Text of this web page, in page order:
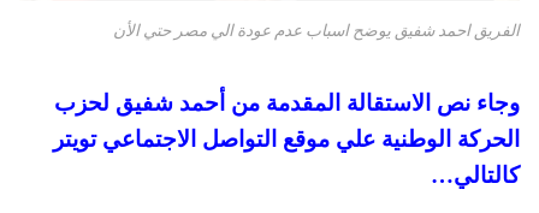
الفريق احمد شفيق يوضح اسباب عدم عودة الي مصر حتي الأن
وجاء نص الاستقالة المقدمة من أحمد شفيق لحزب
الحركة الوطنية علي موقع التواصل الاجتماعي تويتر
كالتالي…